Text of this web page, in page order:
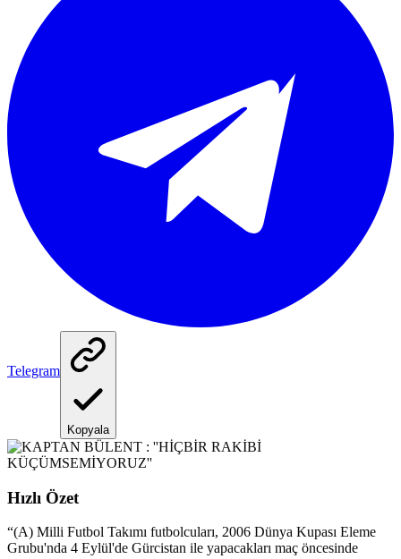
Telegram
Kopyala
Hızlı Özet
“(A) Milli Futbol Takımı futbolcuları, 2006 Dünya Kupası Eleme
Grubu'nda 4 Eylül'de Gürcistan ile yapacakları maç öncesinde